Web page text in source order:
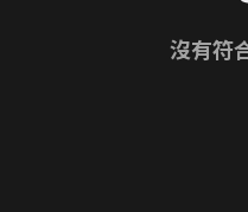
沒有符